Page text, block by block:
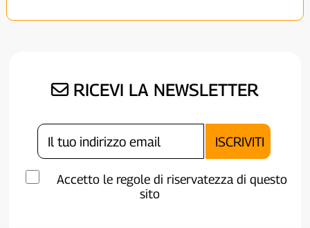
RICEVI LA NEWSLETTER
Accetto le regole di riservatezza di questo
sito